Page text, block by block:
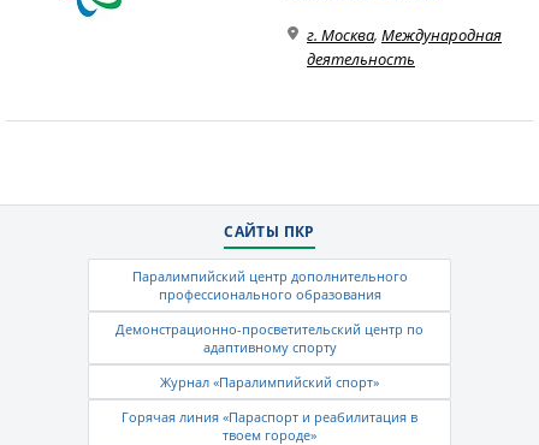
г. Москва, Международная
деятельность
САЙТЫ ПКР
Паралимпийский центр дополнительного
профессионального образования
Демонстрационно-просветительский центр по
адаптивному спорту
Журнал «Паралимпийский спорт»
Горячая линия «Параспорт и реабилитация в
твоем городе»